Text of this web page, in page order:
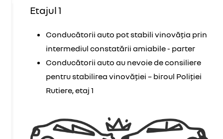
Etajul 1
Conducătorii auto pot stabili vinovăția prin
intermediul constatării amiabile - parter
Conducătorii auto au nevoie de consiliere
pentru stabilirea vinovăției – biroul Poliției
Rutiere, etaj 1